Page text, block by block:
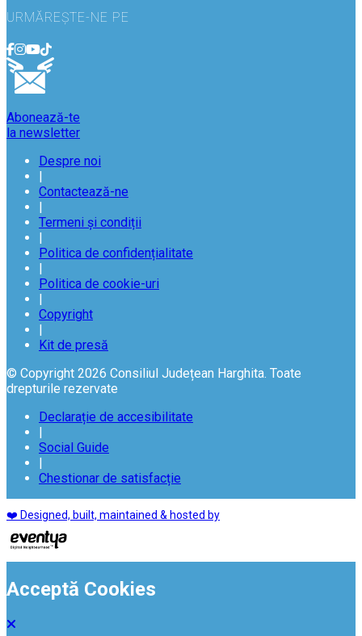
URMĂREȘTE-NE PE
Abonează-te
la newsletter
Despre noi
|
Contactează-ne
|
Termeni și condiții
|
Politica de confidențialitate
|
Politica de cookie-uri
|
Copyright
|
Kit de presă
© Copyright 2026 Consiliul Județean Harghita. Toate
drepturile rezervate
Declarație de accesibilitate
|
Social Guide
|
Chestionar de satisfacție
❤️ Designed, built, maintained & hosted by
Acceptă Cookies